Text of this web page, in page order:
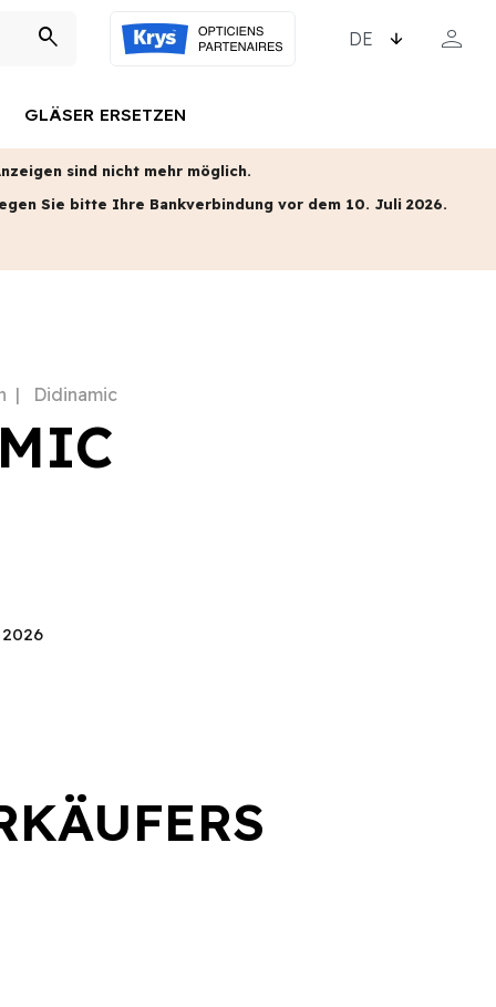
search person
GLÄSER ERSETZEN
sind nicht mehr möglich.
Sie bitte Ihre Bankverbindung vor dem 10. Juli 2026.
Didinamic